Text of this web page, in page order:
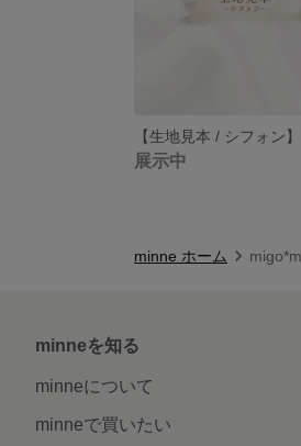
【生地見本 / シフォン】
展示中
minne ホーム
minneを知る
minneについて
minneで買いたい